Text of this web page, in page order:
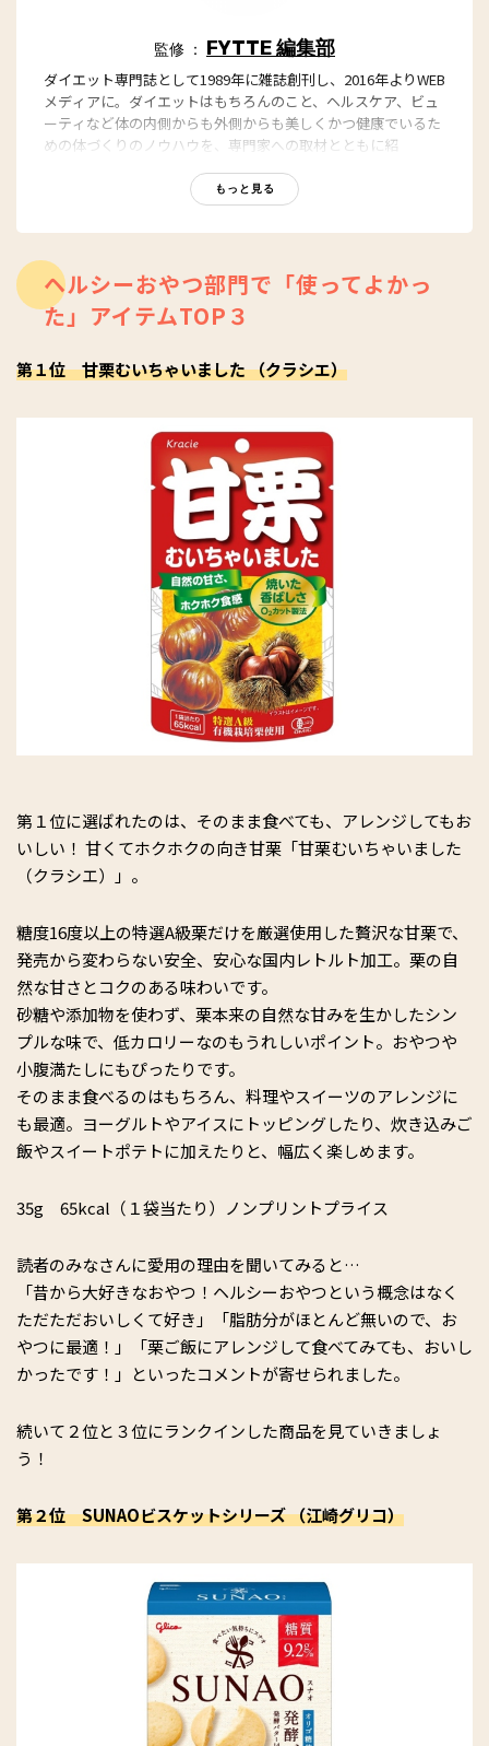
監修 ： FYTTE 編集部
ダイエット専門誌として1989年に雑誌創刊し、2016年よりWEB
メディアに。ダイエットはもちろんのこと、ヘルスケア、ビュ
ーティなど体の内側からも外側からも美しくかつ健康でいるた
めの体づくりのノウハウを、専門家への取材とともに紹
もに、編集部員も自らさまざまなヘルシーネタを日々お試し
もっと見る
ヘルシーおやつ部門で「使ってよかっ
た」アイテムTOP３
第１位 甘栗むいちゃいました （クラシエ）
第１位に選ばれたのは、そのまま食べても、アレンジしてもお
いしい！ 甘くてホクホクの向き甘栗「甘栗むいちゃいました
（クラシエ）」。
糖度16度以上の特選A級栗だけを厳選使用した贅沢な甘栗で、
発売から変わらない安全、安心な国内レトルト加工。栗の自
然な甘さとコクのある味わいです。
砂糖や添加物を使わず、栗本来の自然な甘みを生かしたシン
プルな味で、低カロリーなのもうれしいポイント。おやつや
小腹満たしにもぴったりです。
そのまま食べるのはもちろん、料理やスイーツのアレンジに
も最適。ヨーグルトやアイスにトッピングしたり、炊き込みご
飯やスイートポテトに加えたりと、幅広く楽しめます。
35g 65kcal（１袋当たり）ノンプリントプライス
読者のみなさんに愛用の理由を聞いてみると…
「昔から大好きなおやつ！ヘルシーおやつという概念はなく
ただただおいしくて好き」「脂肪分がほとんど無いので、お
やつに最適！」「栗ご飯にアレンジして食べてみても、おいし
かったです！」といったコメントが寄せられました。
続いて２位と３位にランクインした商品を見ていきましょ
う！
第２位 SUNAOビスケットシリーズ （江崎グリコ）